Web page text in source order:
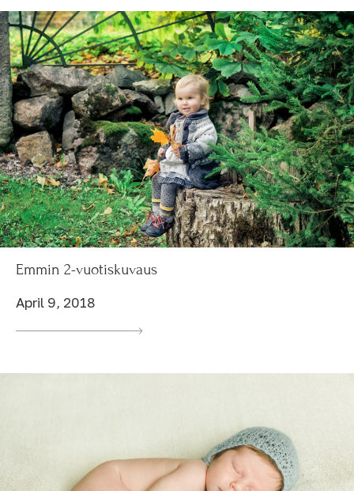
Emmin 2-vuotiskuvaus
April 9, 2018